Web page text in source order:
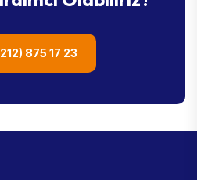
875 17 23